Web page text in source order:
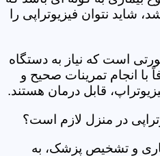
شاید نتوان فیزیوتراپی را
است که نیاز به دستگاه
انجام تمرینات صحیح و
قابل درمان هستند.
در منزل لازم است؟
و تشخیص پزشک، به